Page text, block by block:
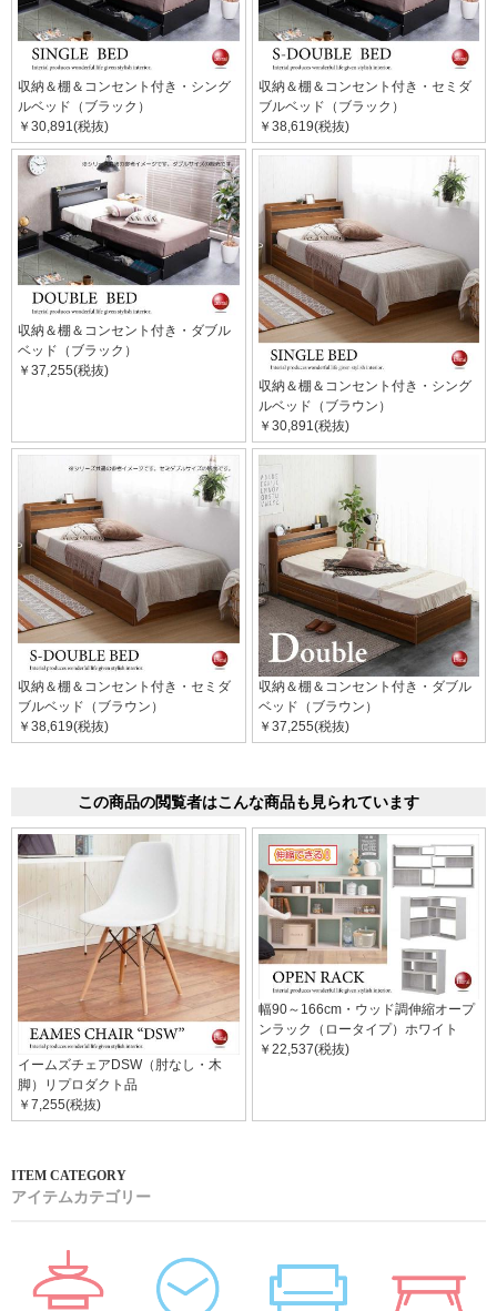
収納＆棚＆コンセント付き・シング
ルベッド（ブラック）
￥30,891(税抜)
収納＆棚＆コンセント付き・セミダ
ブルベッド（ブラック）
￥38,619(税抜)
収納＆棚＆コンセント付き・ダブル
ベッド（ブラック）
￥37,255(税抜)
収納＆棚＆コンセント付き・シング
ルベッド（ブラウン）
￥30,891(税抜)
収納＆棚＆コンセント付き・セミダ
ブルベッド（ブラウン）
￥38,619(税抜)
収納＆棚＆コンセント付き・ダブル
ベッド（ブラウン）
￥37,255(税抜)
この商品の閲覧者はこんな商品も見られています
イームズチェアDSW（肘なし・木
脚）リプロダクト品
￥7,255(税抜)
幅90～166cm・ウッド調伸縮オープ
ンラック（ロータイプ）ホワイト
￥22,537(税抜)
アイテムカテゴリー